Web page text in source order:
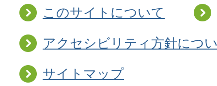
このサイトについて
アクセシビリティ方針につ
サイトマップ